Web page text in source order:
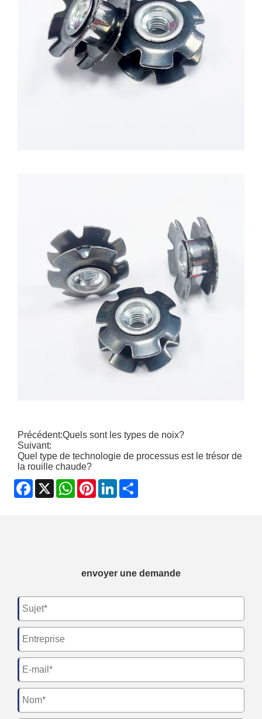
Précédent:Quels sont les types de noix?
Suivant:
Quel type de technologie de processus est le trésor de
la rouille chaude?
Facebook
X WhatsApp
PinterestLinkedIn
envoyer une demande